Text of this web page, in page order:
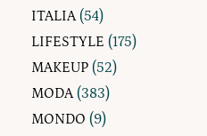
ITALIA(54)
LIFESTYLE (175)
MAKEUP (52)
MODA(383)
MONDO (9)